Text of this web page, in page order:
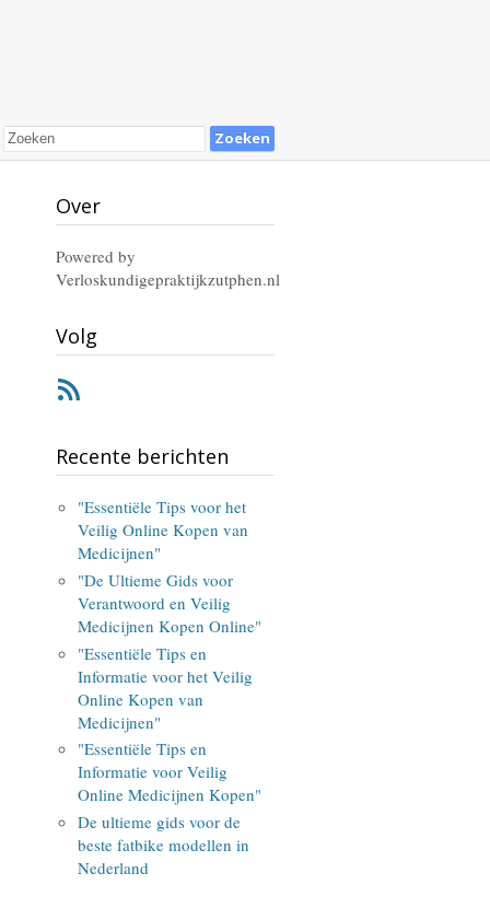
Over
Powered by
Verloskundigepraktijkzutphen.nl
Volg
Recente berichten
"Essentiële Tips voor het
Veilig Online Kopen van
Medicijnen"
"De Ultieme Gids voor
Verantwoord en Veilig
Medicijnen Kopen Online"
"Essentiële Tips en
Informatie voor het Veilig
Online Kopen van
Medicijnen"
"Essentiële Tips en
Informatie voor Veilig
Online Medicijnen Kopen"
De ultieme gids voor de
beste fatbike modellen in
Nederland